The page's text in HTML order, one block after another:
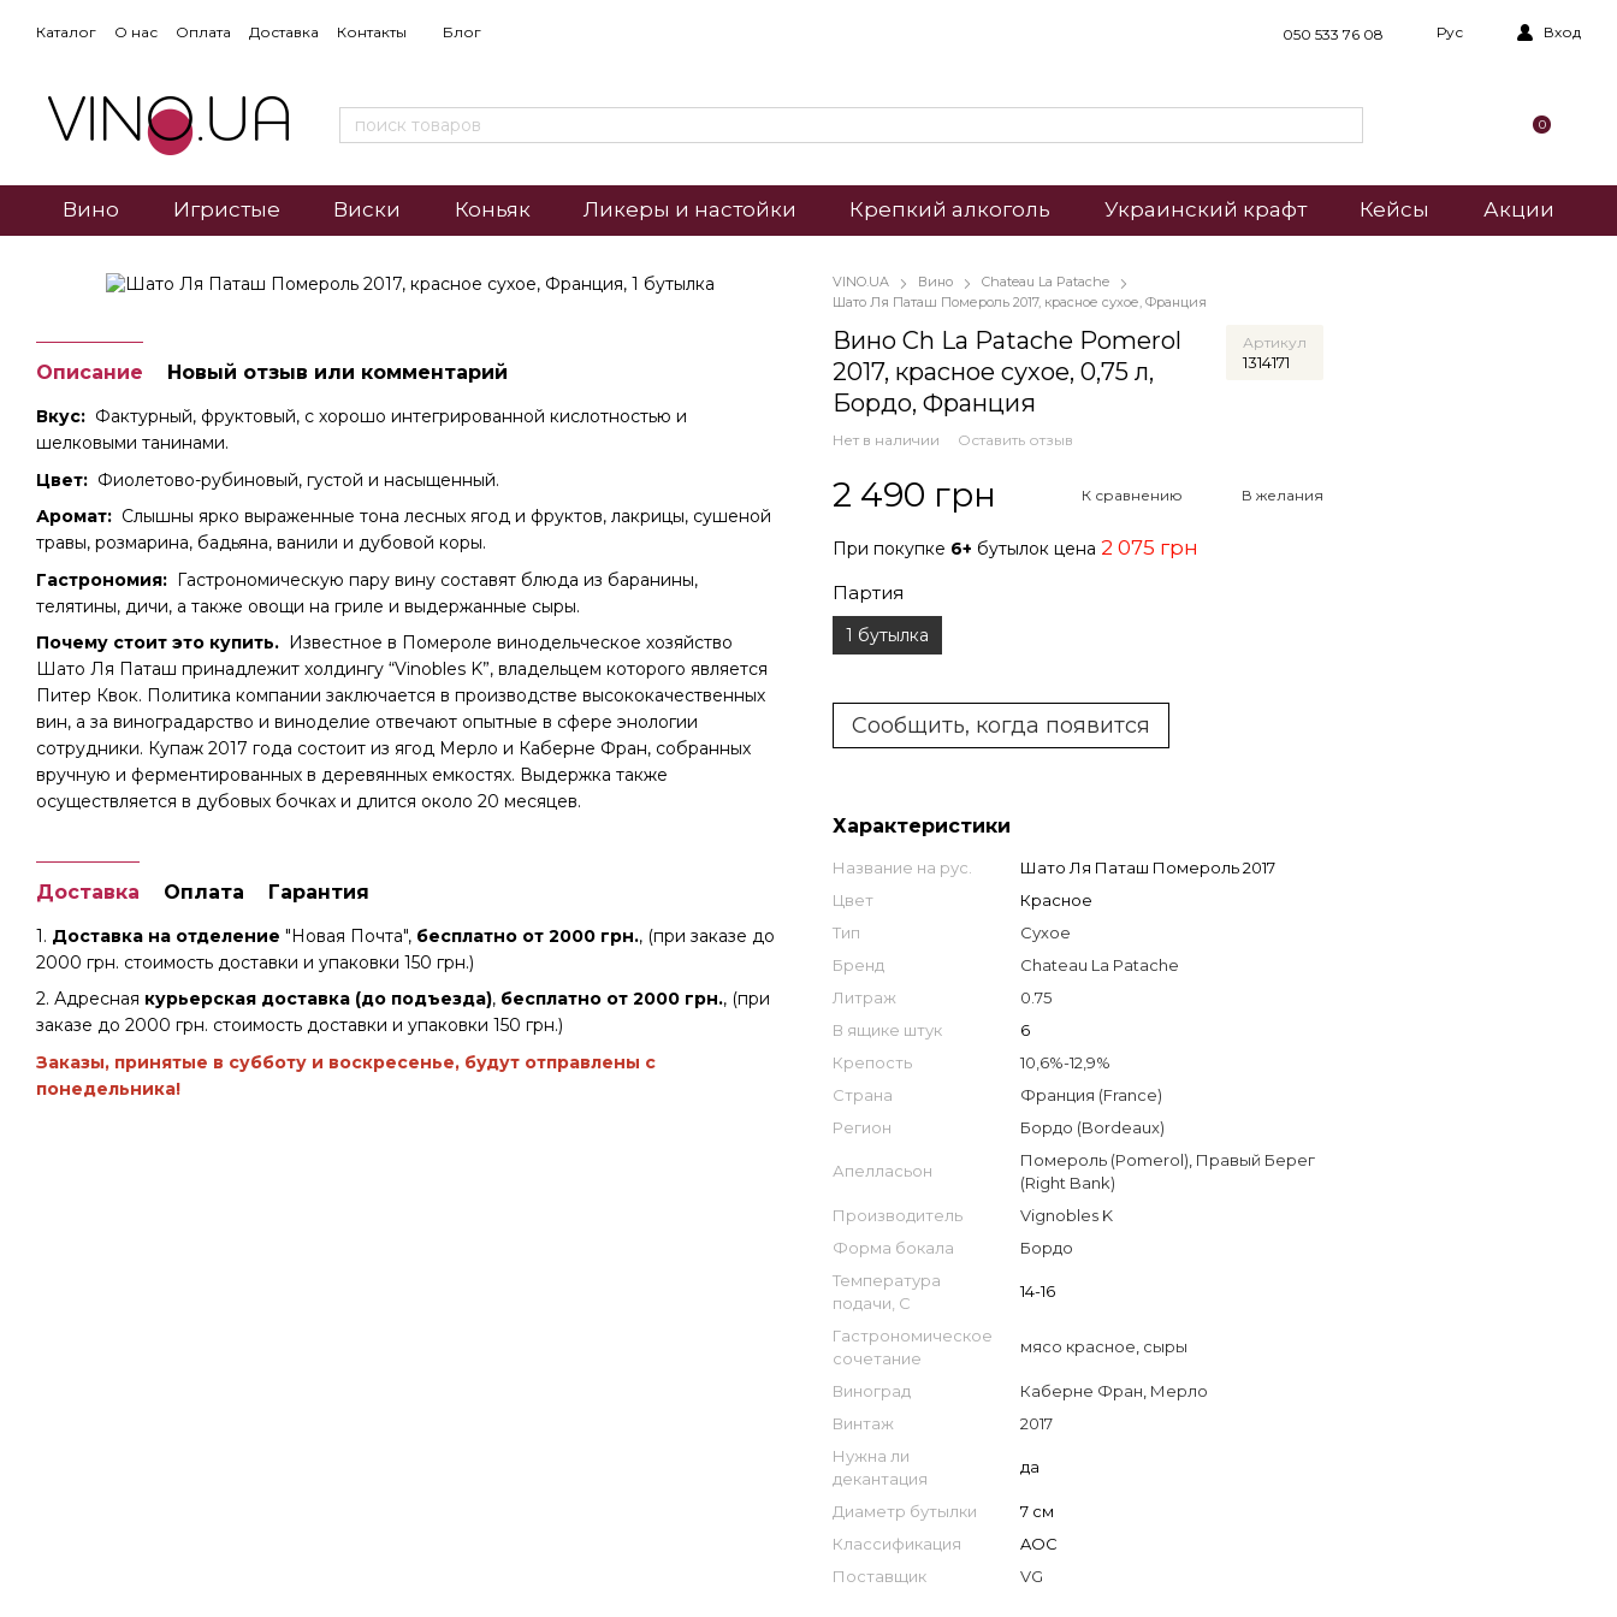
Каталог О нас Оплата Доставка Контакты Блог 050 533 76 08 Рус Вход
0
Вино Игристые Виски Коньяк Ликеры и настойки Крепкий алкоголь Украинский крафт Кейсы Акции
Описание Новый отзыв или комментарий
Вкус: Фактурный, фруктовый, с хорошо интегрированной кислотностью и
шелковыми танинами.
Цвет: Фиолетово-рубиновый, густой и насыщенный.
Аромат: Слышны ярко выраженные тона лесных ягод и фруктов, лакрицы, сушеной
травы, розмарина, бадьяна, ванили и дубовой коры.
Гастрономия: Гастрономическую пару вину составят блюда из баранины,
телятины, дичи, а также овощи на гриле и выдержанные сыры.
Почему стоит это купить. Известное в Помероле винодельческое хозяйство
Шато Ля Паташ принадлежит холдингу “Vinobles K”, владельцем которого является
Питер Квок. Политика компании заключается в производстве высококачественных
вин, а за виноградарство и виноделие отвечают опытные в сфере энологии
сотрудники. Купаж 2017 года состоит из ягод Мерло и Каберне Фран, собранных
вручную и ферментированных в деревянных емкостях. Выдержка также
осуществляется в дубовых бочках и длится около 20 месяцев.
Доставка Оплата Гарантия
1. Доставка на отделение "Новая Почта", бесплатно от 2000 грн., (при заказе до
2000 грн. стоимость доставки и упаковки 150 грн.)
2. Адресная курьерская доставка (до подъезда), бесплатно от 2000 грн., (при
заказе до 2000 грн. стоимость доставки и упаковки 150 грн.)
Заказы, принятые в субботу и воскресенье, будут отправлены с
понедельника!
VINO.UA Вино
Chateau La Patache
Шато Ля Паташ Помероль 2017, красное сухое, Франция
Вино Ch La Patache Pomerol
2017, красное сухое, 0,75 л,
Бордо, Франция
Артикул
1314171
Нет в наличии Оставить отзыв
2 490 грн К сравнению В желания
При покупке 6+ бутылок цена 2 075 грн
Партия
1 бутылка
Сообщить, когда появится
Характеристики
Название на рус.
Шато Ля Паташ Помероль 2017
Цвет
Красное
Тип
Сухое
Бренд
Chateau La Patache
Литраж
0.75
В ящике штук
6
Крепость
10,6%-12,9%
Страна
Франция (France)
Регион
Бордо (Bordeaux)
Апелласьон
Помероль (Pomerol) Правый Берег
(Right Bank)
Производитель
Vignobles K
Форма бокала
Бордо
Температура
подачи, С
14-16
Гастрономическое
сочетание
мясо красное сыры
Виноград Каберне Фран Мерло
Винтаж
2017
Нужна ли
декантация
да
Диаметр бутылки
7 см
Классификация
AOC
Поставщик
VG